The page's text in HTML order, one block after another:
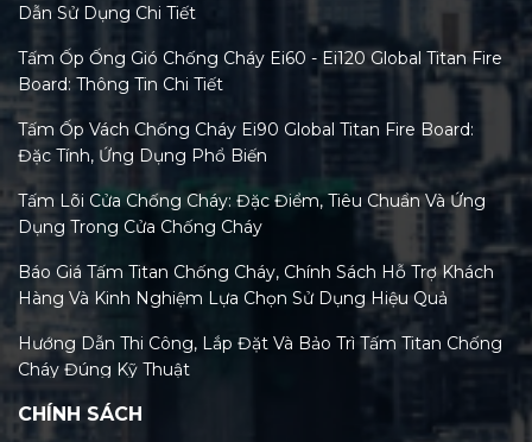
Dẫn Sử Dụng Chi Tiết
Tấm Ốp Ống Gió Chống Cháy Ei60 - Ei120 Global Titan Fire
Board: Thông Tin Chi Tiết
Tấm Ốp Vách Chống Cháy Ei90 Global Titan Fire Board:
Đặc Tính, Ứng Dụng Phổ Biến
Tấm Lõi Cửa Chống Cháy: Đặc Điểm, Tiêu Chuẩn Và Ứng
Dụng Trong Cửa Chống Cháy
Báo Giá Tấm Titan Chống Cháy, Chính Sách Hỗ Trợ Khách
Hàng Và Kinh Nghiệm Lựa Chọn Sử Dụng Hiệu Quả
Hướng Dẫn Thi Công, Lắp Đặt Và Bảo Trì Tấm Titan Chống
Cháy Đúng Kỹ Thuật
Tiêu Chuẩn Tấm Titan Chống Cháy Và Xu Hướng Kiểm
CHÍNH SÁCH